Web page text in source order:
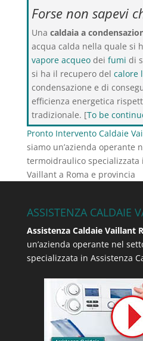
Forse non sapevi
Una caldaia a
acqua calda nella quale si
vapore acqueodei fumi di
si ha il recupero del calore
condensazione e di
efficienza energetica
tradizionale. [To be
Pronto Intervento Caldaie
siamo un’azienda operante
termoidraulico specializzata
Vaillant a Roma e provincia
ASSISTENZA CALDAIE
Assistenza Caldaie Vaillant
un’azienda operante nel
specializzata in Assistenza